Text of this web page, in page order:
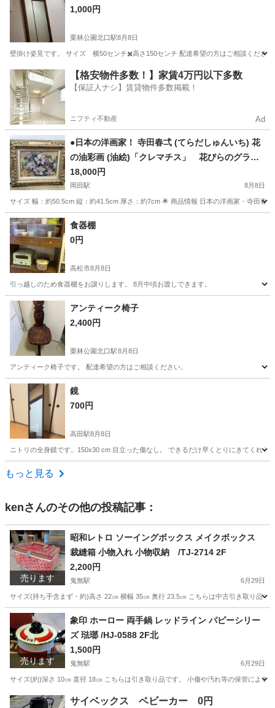
1,000円
栗林公園北口駅8月8日
壁掛け姿見です。 サイズ 横50センチ✖️高さ150センチ 配達希望の方はご相談ください
香川 高松市 栗林公園北口駅 ミラー/鏡 姿見
【格安物件多数！】家賃4万円以下多数
【保証人ナシ】賃貸物件多数掲載！
ニフティ不動産 Ad
●日本の洋画家！ 寺田春弌 (てらだしゅんいち) 花
の油彩画 (油絵)「クレマチス」 花びらのグラデ
ーションが繊細！ 落ち着いた華やかさ！
18,000円
岡田駅 8月8日
サイズ 幅：約50.5cm 縦：約41.5cm 厚さ：約7cm 🌟 商品情報 日本の洋画家・寺田春
香川 丸亀市 岡田駅
食器棚
0円
高松市8月8日
引っ越しのため食器棚をお譲りします。 8月中頃お渡しできます。
香川 高松市 食器棚
アンティーク椅子
2,400円
栗林公園北口駅8月8日
アンティーク椅子です。 配達希望の方はご相談ください。
香川 高松市
鏡
700円
高田駅8月8日
ニトリの全身鏡です。150x30 cm 目立った傷なし。 できるだけ早くとりにきてくれ
香川 高松市
もっと見る
kenさんのその他の投稿記事：
売ります
昭和レトロ ソーイングボックス メイクボックス
裁縫箱 小物入れ 小物収納 /TJ-2714 2F
2,200円
鬼無駅 6月29日
サイズ(持ち手含まず・約)高さ 22㎝ 横幅 35㎝ 奥行 23.5㎝ こちらは中古引き取り品
香川 高松市 鬼無駅 インテリア雑貨/小物 ボックス
売ります
象印 ホーロー 両手鍋 レッドライン パピーシリー
ズ 琺瑯 /HJ-0588 2F北
1,500円
鬼無駅 6月29日
サイズ(約)深さ 10㎝ 直径 18㎝ こちらは引き取り品です。 小傷や汚れ等の保管によ
香川 高松市 鬼無駅 調理器具 手鍋
サイベックス ベビーカー 0円